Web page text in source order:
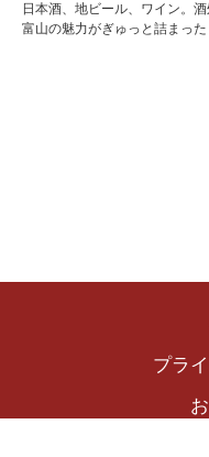
日本酒、地ビール、ワイン。酒
富山の魅力がぎゅっと詰まった
プラ